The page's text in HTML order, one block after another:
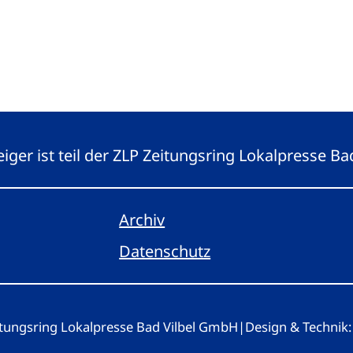
ist teil der ZLP Zeitungsring Lokalpresse
Archiv
Datenschutz
Lokalpresse Bad Vilbel GmbH |Design & Technik: